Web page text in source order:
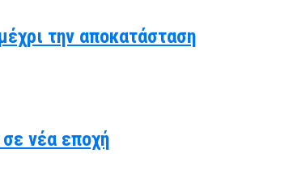
την αποκατάσταση
νέα εποχή